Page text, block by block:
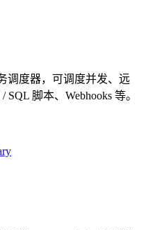
调度器，可调度并发、远
SQL 脚本、Webhooks 等。